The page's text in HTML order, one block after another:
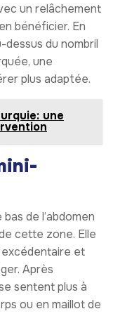
un relâchement
bénéficier. En
dessus du nombril
une
plus adaptée.
une
de l’abdomen
cette zone. Elle
et
Après
sentent plus à
ou en maillot de